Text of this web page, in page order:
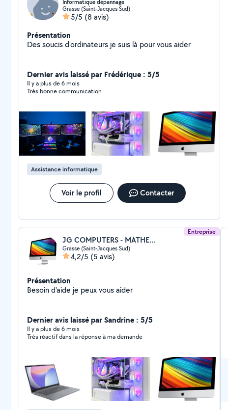
Informatique dépannage
Grasse (Saint-Jacques Sud)
5/5 (8 avis)
Présentation
Des soucis d'ordinateurs je suis là pour vous aider
Dernier avis laissé par Frédérique : 5/5
Il y a plus de 6 mois
Très bonne communication
Assistance informatique
Voir le profil Contacter
Entreprise
JG COMPUTERS - MATHEO MOTORS
Grasse (Saint-Jacques Sud)
4,2/5 (5 avis)
Présentation
Besoin d'aide je peux vous aider
Dernier avis laissé par Sandrine : 5/5
Il y a plus de 6 mois
Très réactif dans la réponse à ma demande